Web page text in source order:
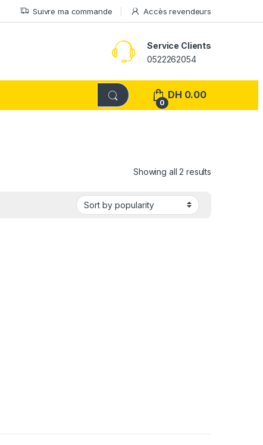
Suivre ma commande Accès revendeurs
Service Clients
0522262054
0
DH 0.00
Showing all 2 results